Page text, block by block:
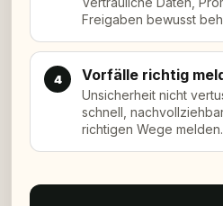
Freigaben bewusst
4 Vorfälle richtig
Unsicherheit nicht
schnell,
richtigen Wege melden.